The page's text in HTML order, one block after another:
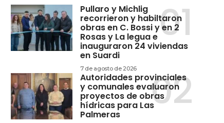
Pullaro y Michlig
recorrieron y habiltaron
obras en C. Bossi y en 2
Rosas y La legua e
inauguraron 24 viviendas
en Suardi
7 de agosto de 2026
Autoridades provinciales
y comunales evaluaron
proyectos de obras
hídricas para Las
Palmeras